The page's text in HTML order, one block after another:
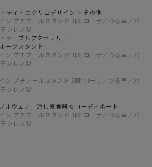
ディ・エクリュデザイン
その他
ン プチフールスタンド 3段 ローザ／つる草／パ
ンレス製
テーブルアクセサリー
ーツスタンド
ン プチフールスタンド 3段 ローザ／つる草／パ
ンレス製
ン プチフールスタンド 3段 ローザ／つる草／パ
ンレス製
ルウェア｜涼し気食器でコーディネート
ン プチフールスタンド 3段 ローザ／つる草／パ
ンレス製